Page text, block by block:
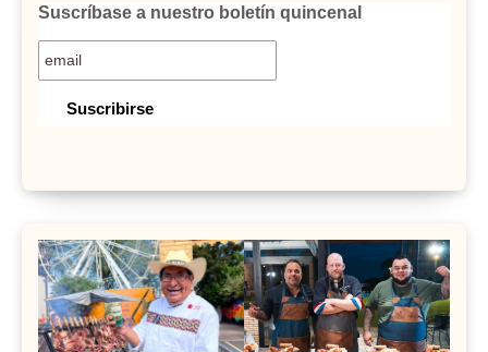
Suscríbase a nuestro boletín quincenal